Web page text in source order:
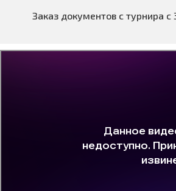
Заказ документов с турнира